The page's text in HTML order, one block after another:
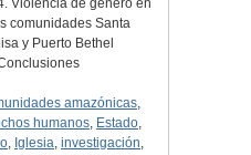
Violencia de género en
comunidades Santa
y Puerto Bethel
amazónicas,
humanos, Estado,
, Iglesia, investigación,